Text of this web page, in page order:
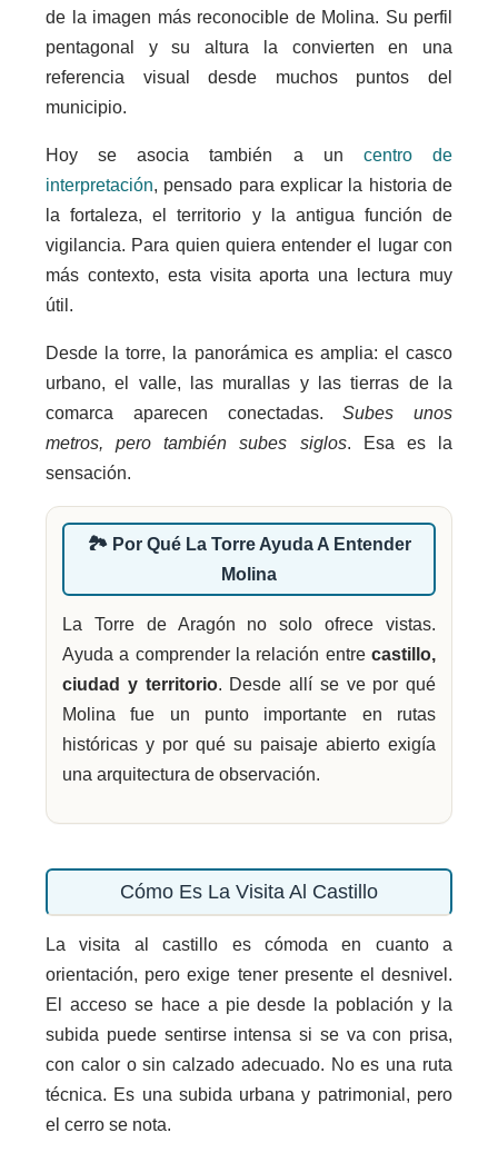
de la imagen más reconocible de Molina. Su perfil
pentagonal y su altura la convierten en una
referencia visual desde muchos puntos del
municipio.
Hoy se asocia también a un centro de
interpretación, pensado para explicar la historia de
la fortaleza, el territorio y la antigua función de
vigilancia. Para quien quiera entender el lugar con
más contexto, esta visita aporta una lectura muy
útil.
Desde la torre, la panorámica es amplia: el casco
urbano, el valle, las murallas y las tierras de la
comarca aparecen conectadas.Subes unos
metros, pero también subes siglos. Esa es la
sensación.
🏞️ Por Qué La Torre Ayuda A Entender
Molina
La Torre de Aragón no solo ofrece vistas.
Ayuda a comprender la relación entre castillo,
ciudad y territorio. Desde allí se ve por qué
Molina fue un punto importante en rutas
históricas y por qué su paisaje abierto exigía
una arquitectura de observación.
Cómo Es La Visita Al Castillo
La visita al castillo es cómoda en cuanto a
orientación, pero exige tener presente el desnivel.
El acceso se hace a pie desde la población y la
subida puede sentirse intensa si se va con prisa,
con calor o sin calzado adecuado. No es una ruta
técnica. Es una subida urbana y patrimonial, pero
el cerro se nota.